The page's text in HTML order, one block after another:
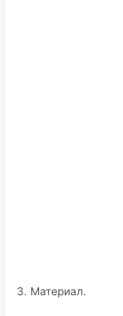
3. Материал.